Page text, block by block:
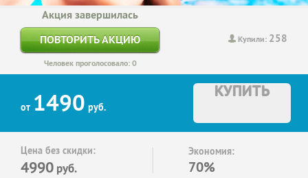
Купили: 258
Акция завершилась
ПОВТОРИТЬ АКЦИЮ
Человек проголосовало: 0
от 1490 руб.
КУПИТЬ
Цена без скидки:
4990 руб.
Экономия:
70%